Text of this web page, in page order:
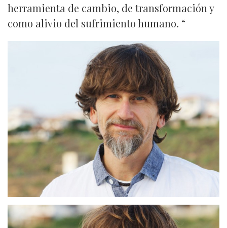
herramienta de cambio, de transformación y
como alivio del sufrimiento humano. “